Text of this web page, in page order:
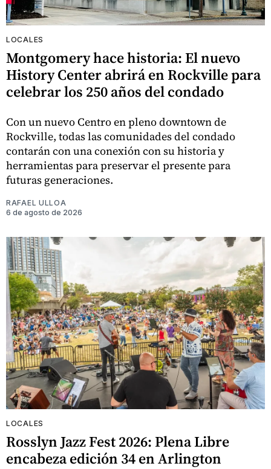
LOCALES
Montgomery hace historia: El nuevo
History Center abrirá en Rockville para
celebrar los 250 años del condado
Con un nuevo Centro en pleno downtown de
Rockville, todas las comunidades del condado
contarán con una conexión con su historia y
herramientas para preservar el presente para
futuras generaciones.
RAFAEL ULLOA
6 de agosto de 2026
LOCALES
Rosslyn Jazz Fest 2026: Plena Libre
encabeza edición 34 en Arlington